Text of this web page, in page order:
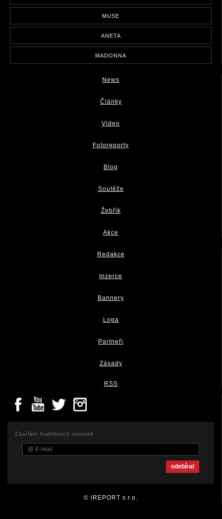
MUSE
ANETA
MADONNA
News
Články
Video
Fotoreporty
Blog
Soutěže
Žebřík
Akce
Redakce
Inzerce
Bannery
Loga
Partneři
Zásady
RSS
Zasílání hudebních novinek
© iREPORT s.r.o.